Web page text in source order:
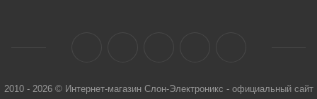
2010 - 2026 © Интернет-магазин Слон-Электроникс - официальный сайт